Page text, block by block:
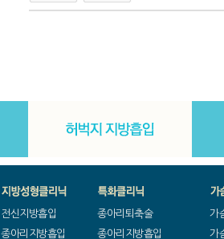
전신지방흡입
종아리지방흡입
종아리퇴축술
종아리지방흡입
가
가